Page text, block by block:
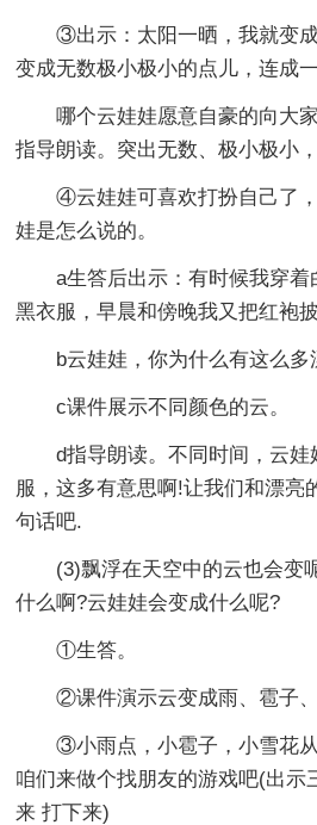
③出示：太阳一晒，我就变
变成无数极小极小的点儿，连成
哪个云娃娃愿意自豪的向大
指导朗读。突出无数、极小极小
④云娃娃可喜欢打扮自己了
娃是怎么说的。
a生答后出示：有时候我穿
黑衣服，早晨和傍晚我又把红袍披
b云娃娃，你为什么有这么多
c课件展示不同颜色的云。
d指导朗读。不同时间，云
服，这多有意思啊!让我们和漂亮
句话吧.
(3)飘浮在天空中的云也会变
什么啊?云娃娃会变成什么呢?
①生答。
②课件演示云变成雨、雹子、
③小雨点，小雹子，小雪花
咱们来做个找朋友的游戏吧(出示
来 打下来)